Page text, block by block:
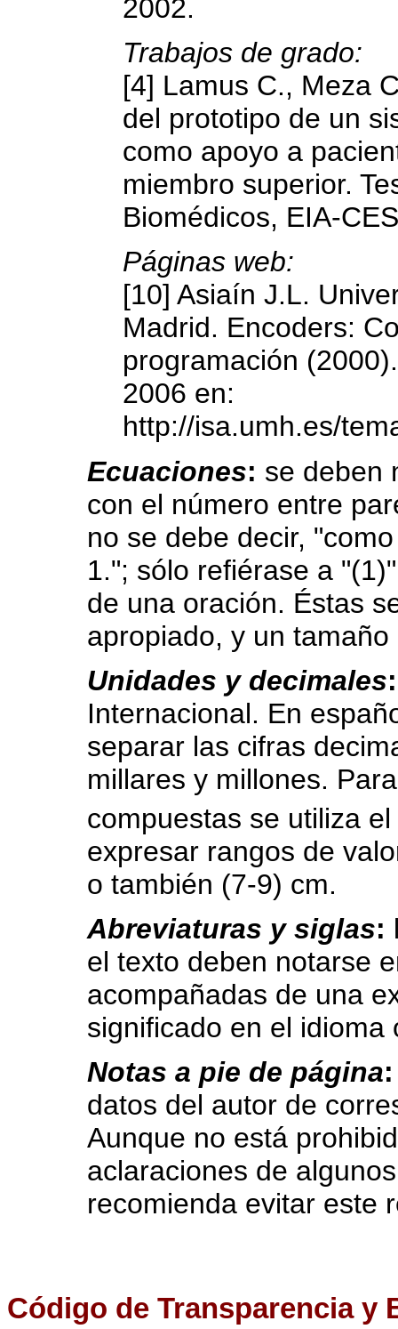
2002.
Trabajos de grado:
[4] Lamus C., Meza
del prototipo de un
como apoyo a
miembro superior.
Biomédicos, EIA-
Páginas web:
[10] Asiaín J.L.
Madrid. Encoders:
programación
2006 en:
http://isa.umh.es/
Ecuaciones: se deben
con el número entre
no se debe decir,
1."; sólo refiérase a
de una oración. Éstas
apropiado, y un
Unidades y decimales
Internacional. En
separar las cifras
millares y millones.
compuestas se utiliza
expresar rangos de
o también (7-9) cm.
Abreviaturas y siglas:
el texto deben notarse
acompañadas de una
significado en el idioma
Notas a pie de página
datos del autor de
Aunque no está
aclaraciones de
recomienda evitar este
Código de Transparencia y